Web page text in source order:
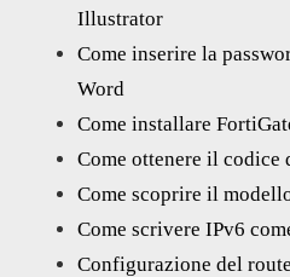
Illustrator
Come inserire la
Word
Come installare
Come ottenere il codice
Come scoprire il
Come scrivere IPv6
Configurazione del